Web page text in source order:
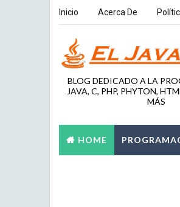
Inicio Acerca De
BLOG DEDICADO A LA
JAVA, C, PHP, PHYTON,
MÁS
HOME